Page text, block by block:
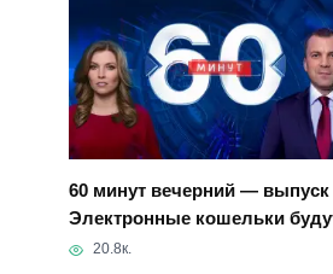
60 минут вечерний — выпуск
Электронные кошельки
20.8к.